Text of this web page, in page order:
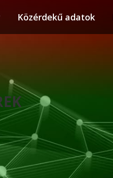
Közérdekű adatok
Közérdekű adatok